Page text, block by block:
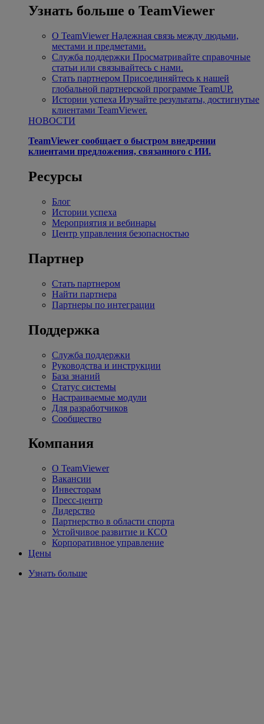
Узнать больше о TeamViewer
О TeamViewer Надежная связь между людьми,
местами и предметами.
Служба поддержки Просматривайте справочные
статьи или связывайтесь с нами.
Стать партнером Присоединяйтесь к нашей
глобальной партнерской программе TeamUP.
Истории успеха Изучайте результаты, достигнутые
клиентами TeamViewer.
НОВОСТИ
TeamViewer сообщает о быстром внедрении
клиентами предложения, связанного с ИИ.
Ресурсы
Блог
Истории успеха
Мероприятия и вебинары
Центр управления безопасностью
Партнер
Стать партнером
Найти партнера
Партнеры по интеграции
Поддержка
Служба поддержки
Руководства и инструкции
База знаний
Статус системы
Настраиваемые модули
Для разработчиков
Сообщество
Компания
О TeamViewer
Вакансии
Инвесторам
Пресс-центр
Лидерство
Партнерство в области спорта
Устойчивое развитие и КСО
Корпоративное управление
Цены
Узнать больше